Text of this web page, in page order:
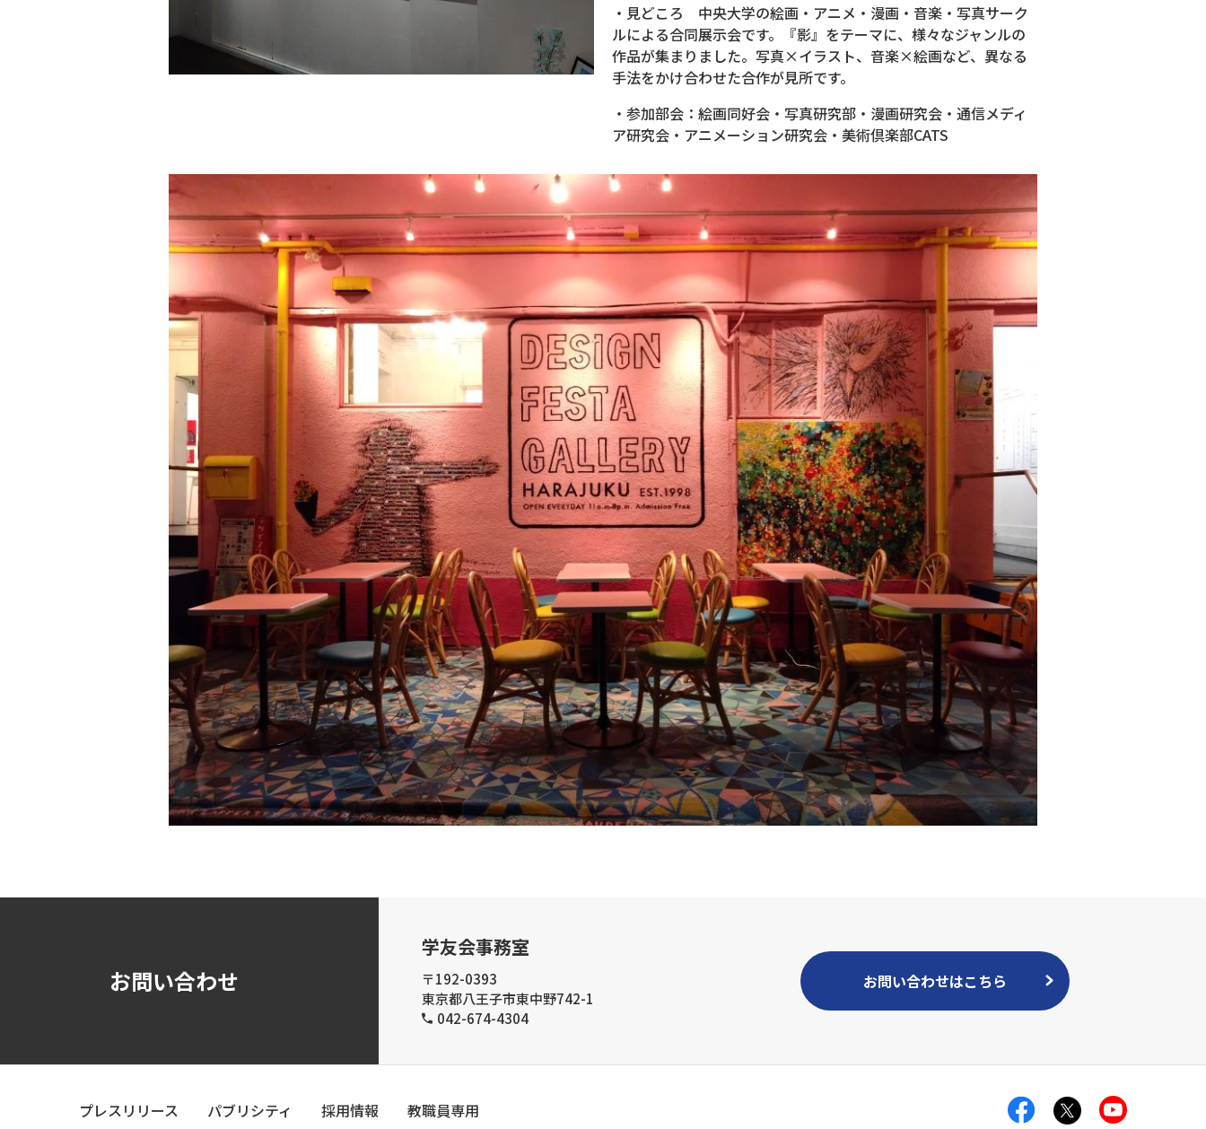
・見どころ 中央大学の絵画・アニメ・漫画・音楽・写真サーク
ルによる合同展示会です。『影』をテーマに、様々なジャンルの
作品が集まりました。写真×イラスト、音楽×絵画など、異なる
手法をかけ合わせた合作が見所です。
・参加部会：絵画同好会・写真研究部・漫画研究会・通信メディ
ア研究会・アニメーション研究会・美術倶楽部CATS
お問い合わせ
学友会事務室
〒192-0393
東京都八王子市東中野742-1
042-674-4304
お問い合わせはこちら
プレスリリース パブリシティ 採用情報 教職員専用